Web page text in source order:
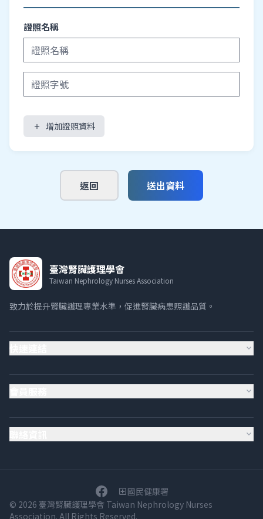
證照名稱
add 增加證照資料
返回 送出資料
臺灣腎臟護理學會
Taiwan Nephrology Nurses Association
致力於提升腎臟護理專業水準，促進腎臟病患照護品質。
expand_more
expand_more
expand_more
local_hospital國民健康署
© 2026 臺灣腎臟護理學會 Taiwan Nephrology Nurses
Association. All Rights Reserved.